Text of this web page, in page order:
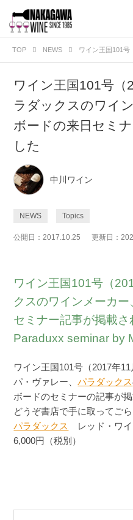
TOP NEWS ワイン王国101号
ワイン王国101号（
ラダックスのワイ
ボードの来日セミ
した
中川ワイン
NEWS Topics
公開日：2017.10.25 更新日：
ワイン王国101号（
クスのワインメーカ
セミナー記事が掲載
Paraduxx seminar by
ワイン王国101号（2017年
パ・ヴァレー、パラダックス
ボードのセミナーの記事が掲
どうぞ書店で手に取ってごら
パラダックス
レッド・ワ
6,000円（税別）